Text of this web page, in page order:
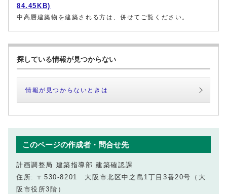
84.45KB)
中高層建築物を建築される方は、併せてご覧ください。
探している情報が見つからない
情報が見つからないときは
このページの作成者・問合せ先
計画調整局 建築指導部 建築確認課
住所: 〒530-8201 大阪市北区中之島1丁目3番20号（大
阪市役所3階）